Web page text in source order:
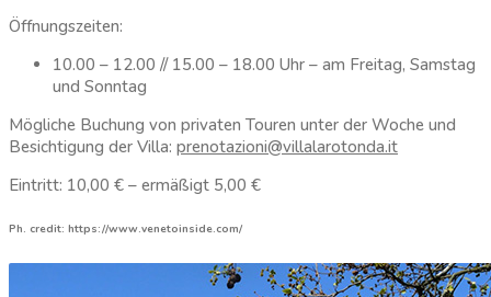
Öffnungszeiten:
10.00 – 12.00 // 15.00 – 18.00 Uhr – am Freitag, Samstag
und Sonntag
Mögliche Buchung von privaten Touren unter der Woche und
Besichtigung der Villa: prenotazioni@villalarotonda.it
Eintritt: 10,00 € – ermäßigt 5,00 €
Ph. credit: https://www.venetoinside.com/